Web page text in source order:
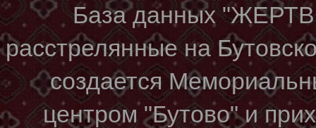
База данных
расстрелянные на
создается
центром "Бутово" и